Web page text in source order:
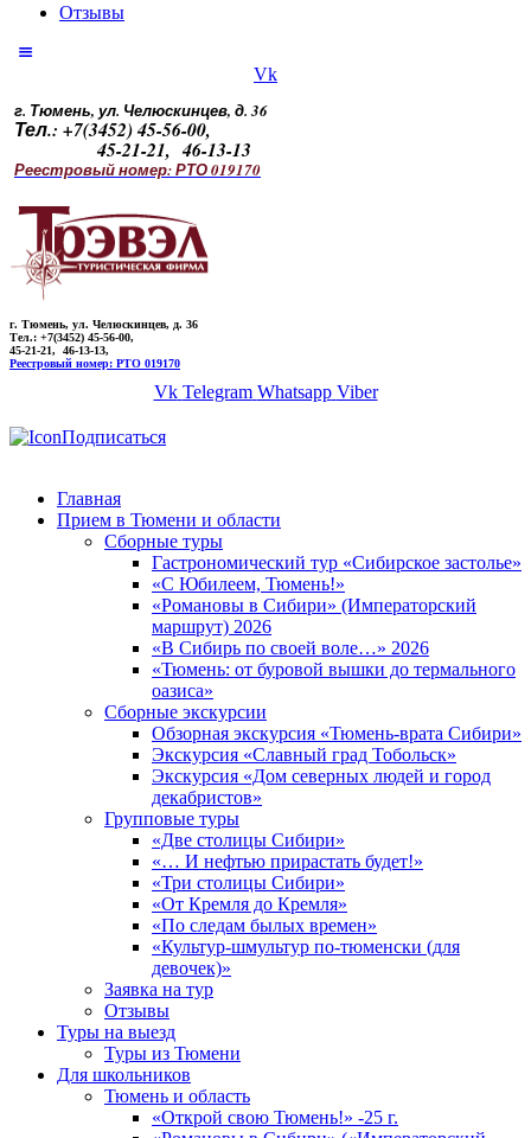
Отзывы
Vk
г. Тюмень, ул. Челюскинцев, д. 36
Тел.: +7(3452) 45-56-00,
45-21-21, 46-13-13
Реестровый номер: РТО 019170
г. Тюмень, ул. Челюскинцев, д. 36
Тел.: +7(3452) 45-56-00,
45-21-21, 46-13-13,
Реестровый номер: РТО 019170
Vk Telegram Whatsapp Viber
Подписаться
Главная
Прием в Тюмени и области
Сборные туры
Гастрономический тур «Сибирское застолье»
«С Юбилеем, Тюмень!»
«Романовы в Сибири» (Императорский
маршрут) 2026
«В Сибирь по своей воле…» 2026
«Тюмень: от буровой вышки до термального
оазиса»
Сборные экскурсии
Обзорная экскурсия «Тюмень-врата Сибири»
Экскурсия «Славный град Тобольск»
Экскурсия «Дом северных людей и город
декабристов»
Групповые туры
«Две столицы Сибири»
«… И нефтью прирастать будет!»
«Три столицы Сибири»
«От Кремля до Кремля»
«По следам былых времен»
«Культур-шмультур по-тюменски (для
девочек)»
Заявка на тур
Отзывы
Туры на выезд
Туры из Тюмени
Для школьников
Тюмень и область
«Открой свою Тюмень!» -25 г.